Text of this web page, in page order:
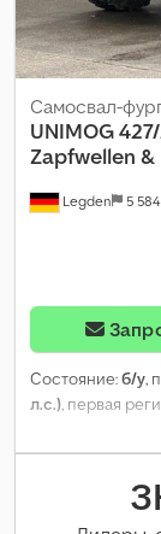
Legden 5
Самосвал-
UNIMOG
Zapfwellen
Состояние:б/у,
л.с.), первая
выбросов:euro1
общая ширина:
Оборудование: